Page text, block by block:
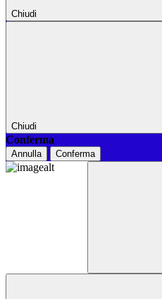
Chiudi
Chiudi
Conferma
Annulla Conferma